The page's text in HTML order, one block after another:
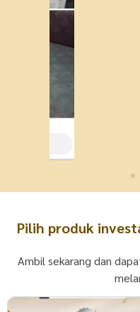
Pilih produk
Ambil sekarang dan